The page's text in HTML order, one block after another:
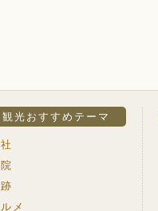
光おすすめテーマ
メ